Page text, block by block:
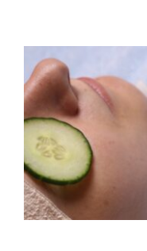
Donkere
Gezicht